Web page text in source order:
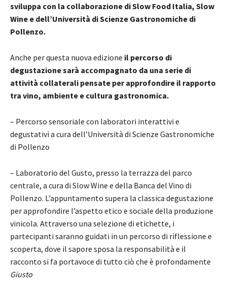
sviluppa con la collaborazione di Slow Food Italia, Slow
Wine e dell’Università di Scienze Gastronomiche di
Pollenzo.
Anche per questa nuova edizione il percorso di
degustazione sarà accompagnato da una serie di
attività collaterali pensate per approfondire il rapporto
tra vino, ambiente e cultura gastronomica.
– Percorso sensoriale con laboratori interattivi e
degustativi a cura dell’Università di Scienze Gastronomiche
di Pollenzo
– Laboratorio del Gusto, presso la terrazza del parco
centrale, a cura di Slow Wine e della Banca del Vino di
Pollenzo. L’appuntamento supera la classica degustazione
per approfondire l’aspetto etico e sociale della produzione
vinicola. Attraverso una selezione di etichette, i
partecipanti saranno guidati in un percorso di riflessione e
scoperta, dove il sapore sposa la responsabilità e il
racconto si fa portavoce di tutto ciò che è profondamente
Giusto